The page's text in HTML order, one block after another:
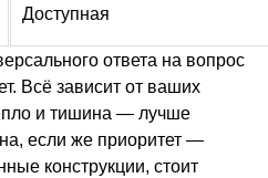
Доступная
ответа на вопрос
Всё зависит от ваших
и тишина — лучше
если же приоритет —
конструкции, стоит